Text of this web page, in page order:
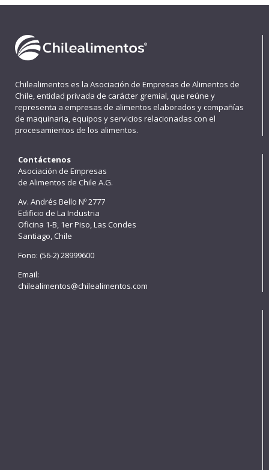
Chilealimentos es la Asociación de Empresas de Alimentos de
Chile, entidad privada de carácter gremial, que reúne y
representa a empresas de alimentos elaborados y compañías
de maquinaria, equipos y servicios relacionadas con el
procesamientos de los alimentos.
Contáctenos
Asociación de Empresas
de Alimentos de Chile A.G.
Av. Andrés Bello Nº 2777
Edificio de La Industria
Oficina 1-B, 1er Piso, Las Condes
Santiago, Chile
Fono: (56-2) 28999600
Email:
chilealimentos@chilealimentos.com